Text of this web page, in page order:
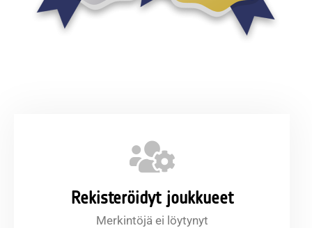
Rekisteröidyt joukkueet
Merkintöjä ei löytynyt